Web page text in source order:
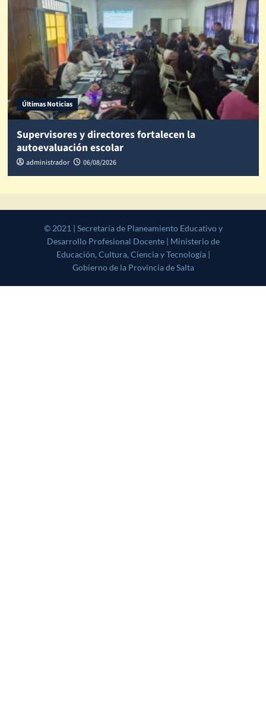
Últimas Noticias
Supervisores y directores fortalecen la
autoevaluación escolar
administrador 06/08/2026
© 2021 | Secretaría de Planeamiento Educativo y Desarrollo
Profesional Docente | Ministerio de Educación, Cultura, Ciencia y
Tecnología | Gobierno de la Provincia de Salta|CoverNews
themes.